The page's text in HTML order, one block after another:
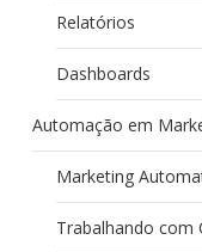
Relatórios
Dashboards
Automação em
Marketing
Trabalhando com